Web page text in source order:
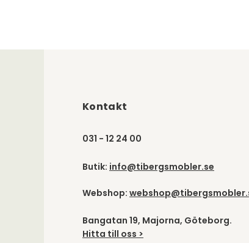
Kontakt
031 - 12 24 00
Butik: info@tibergsmobler.se
Webshop:
Bangatan 19, Majorna, Göteborg.
Hitta till oss >